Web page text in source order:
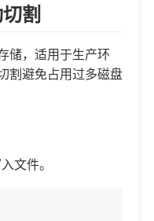
割
储，适用于生产环
割避免占用过多磁盘
文件。